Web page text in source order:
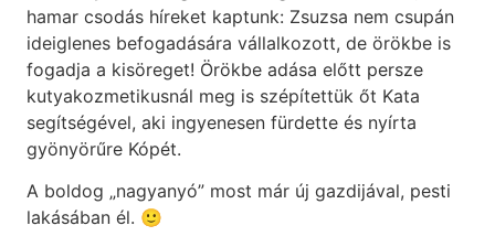
hamar csodás híreket kaptunk: Zsuzsa nem csupán
ideiglenes befogadására vállalkozott, de örökbe is
fogadja a kisöreget! Örökbe adása előtt persze
kutyakozmetikusnál meg is szépítettük őt Kata
segítségével, aki ingyenesen fürdette és nyírta
gyönyörűre Kópét.
A boldog „nagyanyó” most már új gazdijával, pesti
lakásában él. 🙂